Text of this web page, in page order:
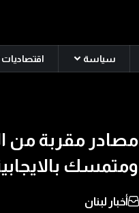
سياسة اقتصاديات
مصادر مقربة من
ومتمسك
أخبار لبنان